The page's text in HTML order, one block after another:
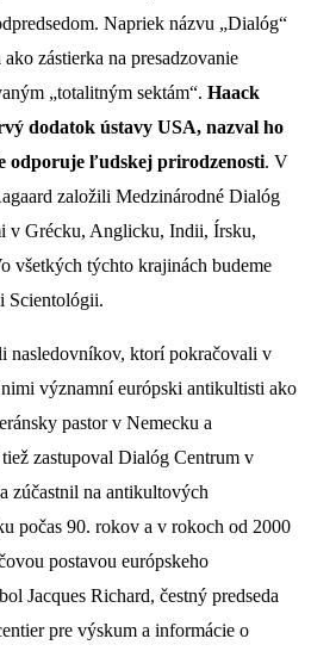
Napriek názvu „Dialóg“
zástierka na presadzovanie
„totalitným sektám“. Haack
dodatok ústavy USA, nazval ho
odporuje ľudskej prirodzenosti. V
založili Medzinárodné Dialóg
v Grécku, Anglicku, Indii, Írsku,
všetkých týchto krajinách budeme
Scientológii.
nasledovníkov, ktorí pokračovali v
významní európski antikultisti ako
pastor v Nemecku a
zastupoval Dialóg Centrum v
zúčastnil na antikultových
počas 90. rokov a v rokoch od 2000
postavou európskeho
Jacques Richard, čestný predseda
pre výskum a informácie o